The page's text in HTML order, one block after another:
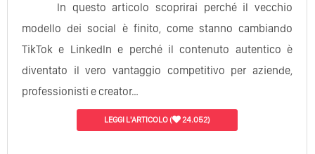
In questo articolo scoprirai perché il vecchio
modello dei social è finito, come stanno cambiando
TikTok e LinkedIn e perché il contenuto autentico è
diventato il vero vantaggio competitivo per aziende,
professionisti e creator…
LEGGI L'ARTICOLO( 24.052)